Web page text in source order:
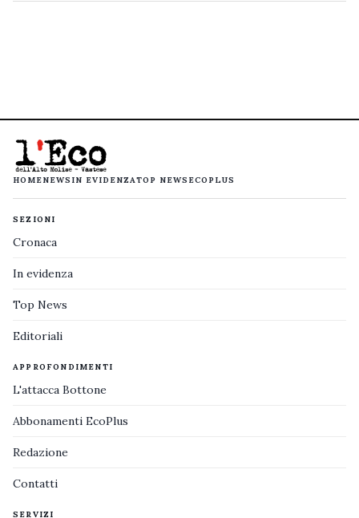
HOMENEWS IN EVIDENZATOP NEWS ECOPLUS
SEZIONI
Cronaca
In evidenza
Top News
Editoriali
APPROFONDIMENTI
L'attacca Bottone
Abbonamenti EcoPlus
Redazione
Contatti
SERVIZI